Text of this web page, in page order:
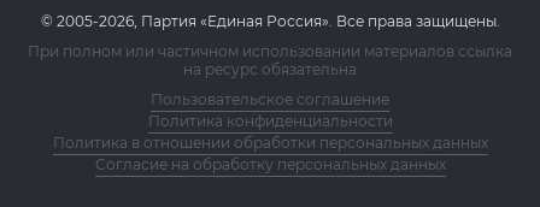
© 2005-2026, Партия «Единая Россия». Все права защищены.
При полном или частичном использовании материалов ссылка
на ресурс обязательна
Пользовательское соглашение
Политика конфиденциальности
Политика в отношении обработки персональных данных
Согласие на обработку персональных данных